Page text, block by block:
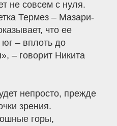
не совсем с нуля.
Термез – Мазари-
что ее
– вплоть до
– говорит Никита
непросто, прежде
зрения.
горы,